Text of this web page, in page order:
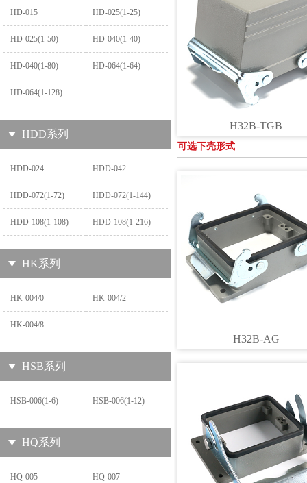
H32B-TGB
可选下壳形式
H32B-AG
HD-015 HD-025(1-25)
HD-025(1-50) HD-040(1-40)
HD-040(1-80) HD-064(1-64)
HD-064(1-128)
HDD系列
HDD-024 HDD-042
HDD-072(1-72) HDD-072(1-144)
HDD-108(1-108) HDD-108(1-216)
HK系列
HK-004/0 HK-004/2
HK-004/8
HSB系列
HSB-006(1-6) HSB-006(1-12)
HQ系列
HQ-005 HQ-007